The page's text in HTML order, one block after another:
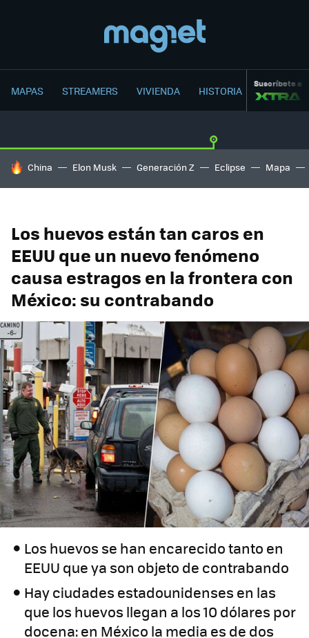
MAPAS STREAMERS VIVIENDA HISTORIA Suscríbete a
HOY SE HABLA DE
China Elon Musk Generación Z Eclipse Mapa
Los huevos están tan caros en
EEUU que un nuevo fenómeno
causa estragos en la frontera con
México: su contrabando
Los huevos se han encarecido tanto en
EEUU que ya son objeto de contrabando
Hay ciudades estadounidenses en las
que los huevos llegan a los 10 dólares por
docena: en México la media es de dos